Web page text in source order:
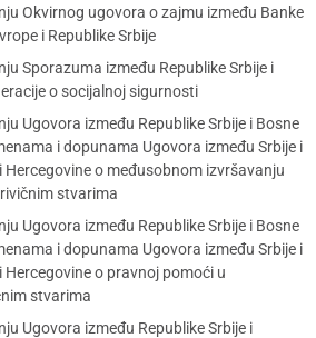
Okvirnog ugovora o zajmu između Banke
i Republike Srbije
Sporazuma između Republike Srbije i
o socijalnoj sigurnosti
Ugovora između Republike Srbije i Bosne
i dopunama Ugovora između Srbije i
Hercegovine o međusobnom izvršavanju
stvarima
Ugovora između Republike Srbije i Bosne
i dopunama Ugovora između Srbije i
Hercegovine o pravnoj pomoći u
stvarima
Ugovora između Republike Srbije i